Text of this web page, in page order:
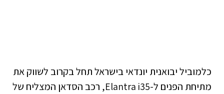
כלמוביל יבואנית יונדאי בישראל תחל בקרוב לשווק את
מתיחת הפנים ל-Elantra i35, רכב הסדאן המצליח של